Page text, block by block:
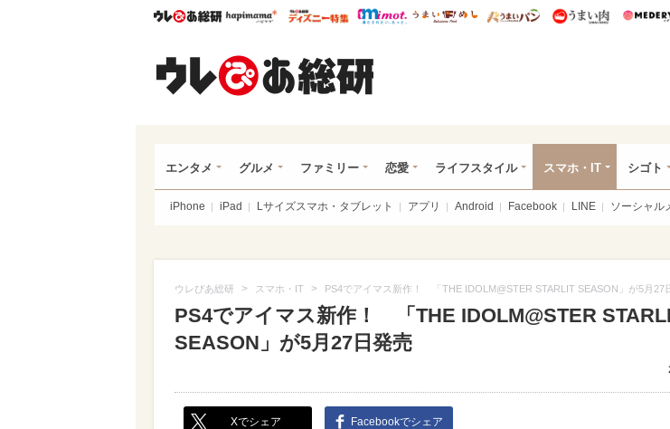
ウレぴあ総研ハピママ* ウレぴあ総研 ディズニー特集
mimot. うまいめし うまいパン うまい肉
エンタメ グルメ ファミリー 恋愛 ライフスタイル スマホ・IT シゴト
iPhone iPad Lサイズスマホ・タブレット アプリ Android Facebook LINE ソーシャル
ウレぴあ総研 > スマホ・IT > PS4でアイマス新作！ 「THE IDOLM@STER STARLIT SEASON」が5月27
PS4でアイマス新作！ 「THE IDOLM@STER
SEASON」が5月27日発売
Xでシェア Facebookでシェア